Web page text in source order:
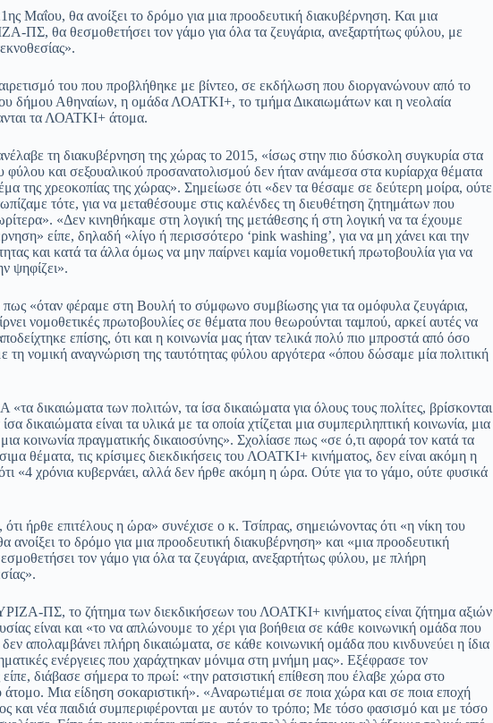
ρ
α
στ
εί
τε
Μαΐου, θα ανοίξει το δρόμο για μια προοδευτική διακυβέρνηση. Και μια
ΠΣ, θα θεσμοθετήσει τον γάμο για όλα τα ζευγάρια, ανεξαρτήτως φύλου, με
του που προβλήθηκε με βίντεο, σε εκδήλωση που διοργανώνουν από το
δήμου Αθηναίων, η ομάδα ΛΟΑΤΚΙ+, το τμήμα Δικαιωμάτων και η νεολαία
τα ΛΟΑΤΚΙ+ άτομα.
τη διακυβέρνηση της χώρας το 2015, «ίσως στην πιο δύσκολη συγκυρία στα
φύλου και σεξουαλικού προσανατολισμού δεν ήταν ανάμεσα στα κυρίαρχα θέματα
της χρεοκοπίας της χώρας». Σημείωσε ότι «δεν τα θέσαμε σε δεύτερη μοίρα, ούτε
τότε, για να μεταθέσουμε στις καλένδες τη διευθέτηση ζητημάτων που
«Δεν κινηθήκαμε στη λογική της μετάθεσης ή στη λογική να τα έχουμε
είπε, δηλαδή «λίγο ή περισσότερο ‘pink washing’, για να μη χάνει και την
και κατά τα άλλα όμως να μην παίρνει καμία νομοθετική πρωτοβουλία για να
ψηφίζει».
«όταν φέραμε στη Βουλή το σύμφωνο συμβίωσης για τα ομόφυλα ζευγάρια,
νομοθετικές πρωτοβουλίες σε θέματα που θεωρούνται ταμπού, αρκεί αυτές να
επίσης, ότι και η κοινωνία μας ήταν τελικά πολύ πιο μπροστά από όσο
νομική αναγνώριση της ταυτότητας φύλου αργότερα «όπου δώσαμε μία πολιτική
δικαιώματα των πολιτών, τα ίσα δικαιώματα για όλους τους πολίτες, βρίσκονται
δικαιώματα είναι τα υλικά με τα οποία χτίζεται μια συμπεριληπτική κοινωνία, μια
κοινωνία πραγματικής δικαιοσύνης». Σχολίασε πως «σε ό,τι αφορά τον κατά τα
θέματα, τις κρίσιμες διεκδικήσεις του ΛΟΑΤΚΙ+ κινήματος, δεν είναι ακόμη η
«4 χρόνια κυβερνάει, αλλά δεν ήρθε ακόμη η ώρα. Ούτε για το γάμο, ούτε φυσικά
ήρθε επιτέλους η ώρα» συνέχισε ο κ. Τσίπρας, σημειώνοντας ότι «η νίκη του
το δρόμο για μια προοδευτική διακυβέρνηση» και «μια προοδευτική
τον γάμο για όλα τα ζευγάρια, ανεξαρτήτως φύλου, με πλήρη
ΠΣ, το ζήτημα των διεκδικήσεων του ΛΟΑΤΚΙ+ κινήματος είναι ζήτημα αξιών
είναι και «το να απλώνουμε το χέρι για βοήθεια σε κάθε κοινωνική ομάδα που
απολαμβάνει πλήρη δικαιώματα, σε κάθε κοινωνική ομάδα που κινδυνεύει η ίδια
ενέργειες που χαράχτηκαν μόνιμα στη μνήμη μας». Εξέφρασε τον
διάβασε σήμερα το πρωί: «την ρατσιστική επίθεση που έλαβε χώρα στο
άτομο. Μια είδηση σοκαριστική». «Αναρωτιέμαι σε ποια χώρα και σε ποια εποχή
και νέα παιδιά συμπεριφέρονται με αυτόν το τρόπο; Με τόσο φασισμό και με τόσο